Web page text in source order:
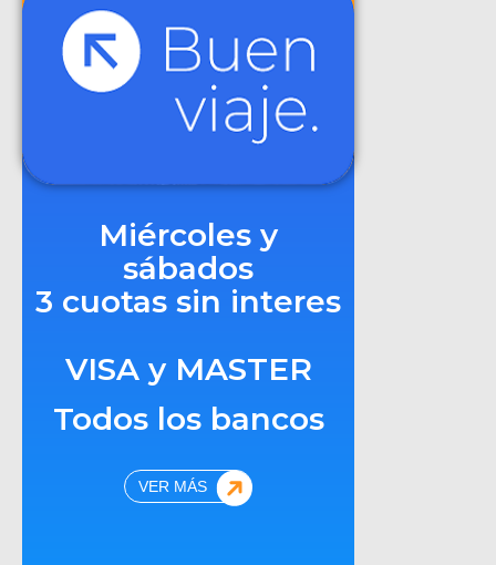
Miércoles y
sábados
3 cuotas sin interes
VISA y MASTER
Todos los bancos
VER MÁS